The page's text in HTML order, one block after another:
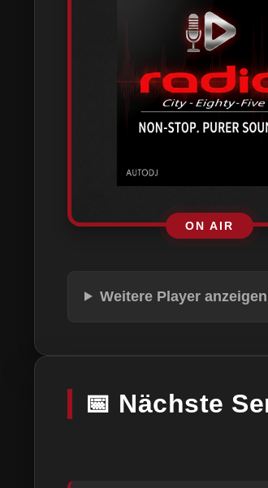
ON AIR
Weitere Player anzeigen
📅 Nächste